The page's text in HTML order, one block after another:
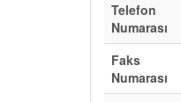
Telefon
Numarası
Faks
Numarası